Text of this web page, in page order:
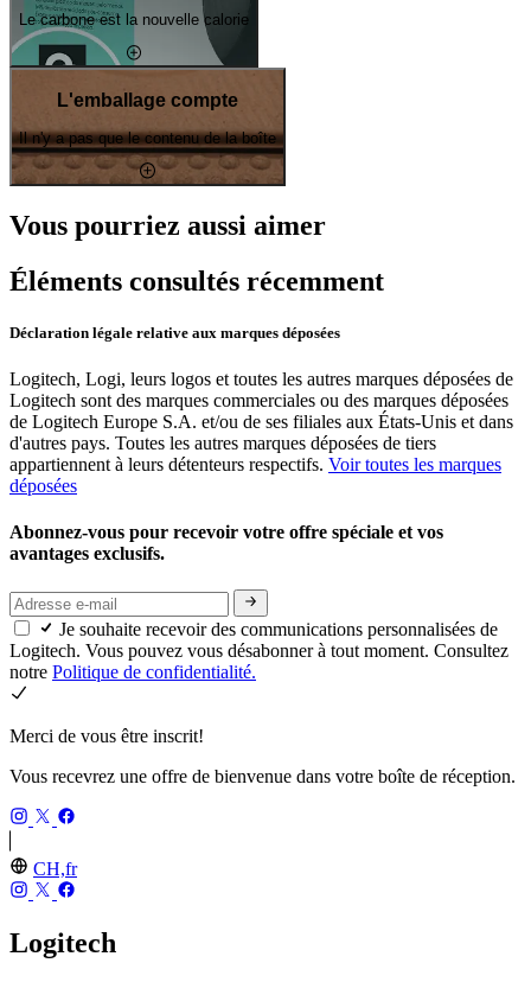
Le carbone est la nouvelle calorie
L'emballage compte
Il n'y a pas que le contenu de la boîte
Vous pourriez aussi aimer
Éléments consultés récemment
Déclaration légale relative aux marques déposées
Logitech, Logi, leurs logos et toutes les autres marques déposées de
Logitech sont des marques commerciales ou des marques déposées
de Logitech Europe S.A. et/ou de ses filiales aux États-Unis et dans
d'autres pays. Toutes les autres marques déposées de tiers
appartiennent à leurs détenteurs respectifs. Voir toutes les marques
déposées
Abonnez-vous pour recevoir votre offre spéciale et vos
avantages exclusifs.
Je souhaite recevoir des communications personnalisées de
Logitech. Vous pouvez vous désabonner à tout moment. Consultez
notre Politique de confidentialité.
Merci de vous être inscrit!
Vous recevrez une offre de bienvenue dans votre boîte de réception.
CH,fr
Logitech